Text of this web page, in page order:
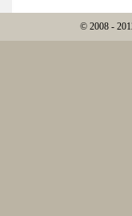
© 2008 -